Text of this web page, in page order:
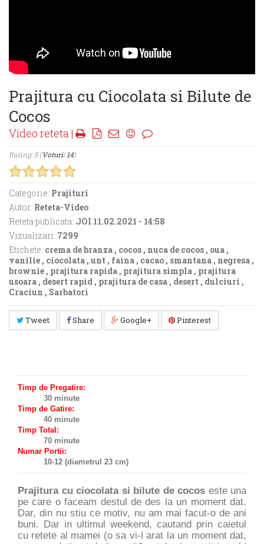
Prajitura cu Ciocolata si Bilute de
Cocos
Video reteta |
Rating: 5 (Voturi: 14)
Categorie: Prajituri
Autor: Reteta-Video
Reteta publicata: JOI 11.02.2021 - 14:58
Vizualizari: 7299
Etichete: crema de branza , cocos , nuca de cocos , oua ,
vanilie , ciocolata , unt , faina , cacao , smantana , negresa ,
brownie , prajitura rapida , prajitura simpla , prajitura
usoara , desert rapid , prajitura de casa , desert , dulciuri ,
Craciun , Sarbatori
Tweet Share Google+ Pinterest
Timp de Pregatire:
30 minute
Timp de Gatire:
40 minute
Timp Total:
70 minute
Numar Portii:
10-12 (diametrul 23 cm)
Prajitura cu ciocolata si bilute de cocos este una
pe care o faceam destul de des la un moment dat.
Dar, din nu stiu ce motiv, nu am mai facut-o de ani
buni. Dar in ultimul weekend, cautand prin caietul
cu retete al mamei (o sa vi-l arat la un moment dat,